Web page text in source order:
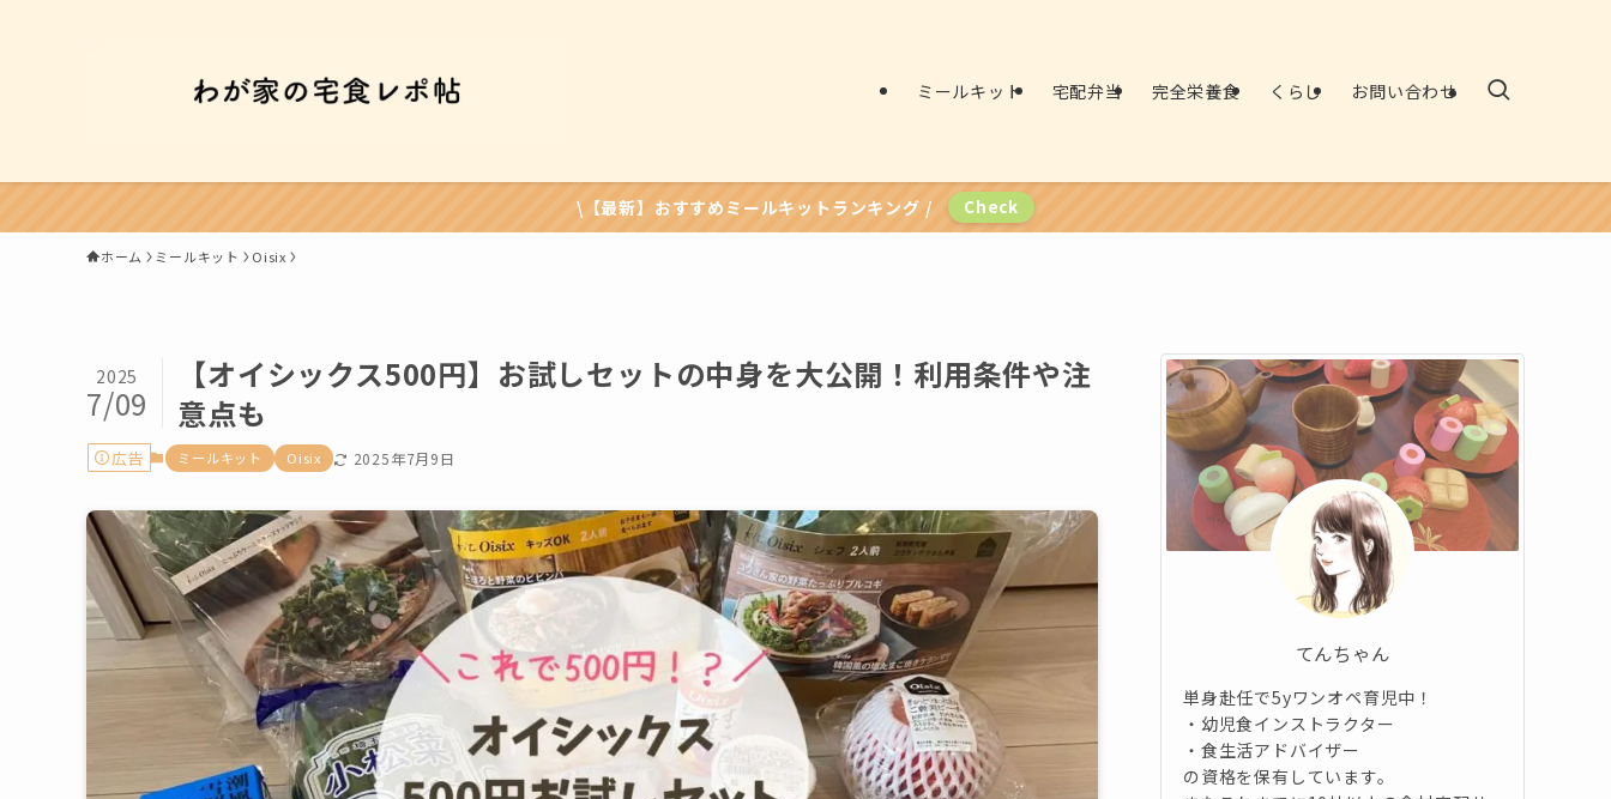
ミールキット 宅配弁当 完全栄養食 くらし お問い合わせ
\【最新】おすすめミールキットランキング / Check
ホーム ミールキット Oisix
【オイシックス500円】お試しセットの中身を大公開！利用条件や注
意点も
2025
7/09
広告 ミールキット Oisix 2025年7月9日
てんちゃん
単身赴任で5yワンオペ育児中！
・幼児食インストラクター
・食生活アドバイザー
の資格を保有しています。